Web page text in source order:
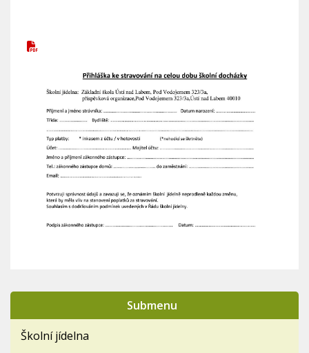
Submenu
Školní jídelna